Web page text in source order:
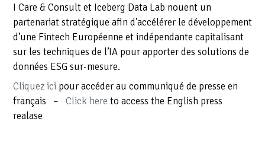
I Care & Consult et Iceberg Data Lab nouent un
partenariat stratégique afin d’accélérer le développement
d’une Fintech Européenne et indépendante capitalisant
sur les techniques de l’IA pour apporter des solutions de
données ESG sur-mesure.
Cliquez ici pour accéder au communiqué de presse en
français – Click here to access the English press
realase